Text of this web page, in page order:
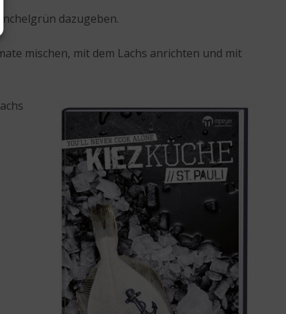
dazugeben.
mischen, mit dem Lachs anrichten und mit